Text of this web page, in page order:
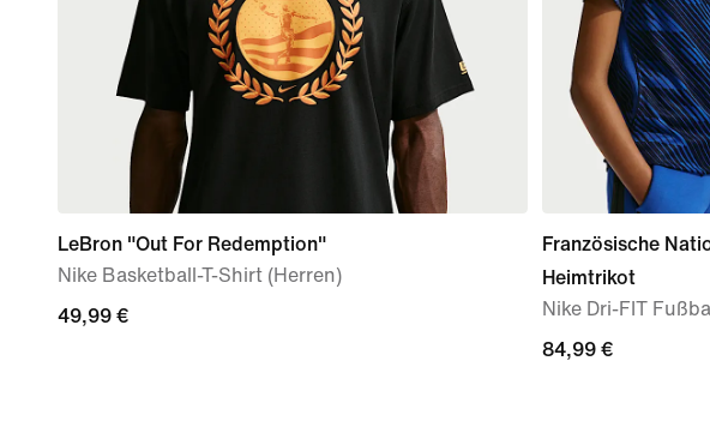
LeBron "Out For Redemption"
Nike Basketball-T-Shirt (Herren)
49,99 €
49,99 €
Französische
Heimtrikot
Nike Dri-FIT
84,99 €
84,99 €